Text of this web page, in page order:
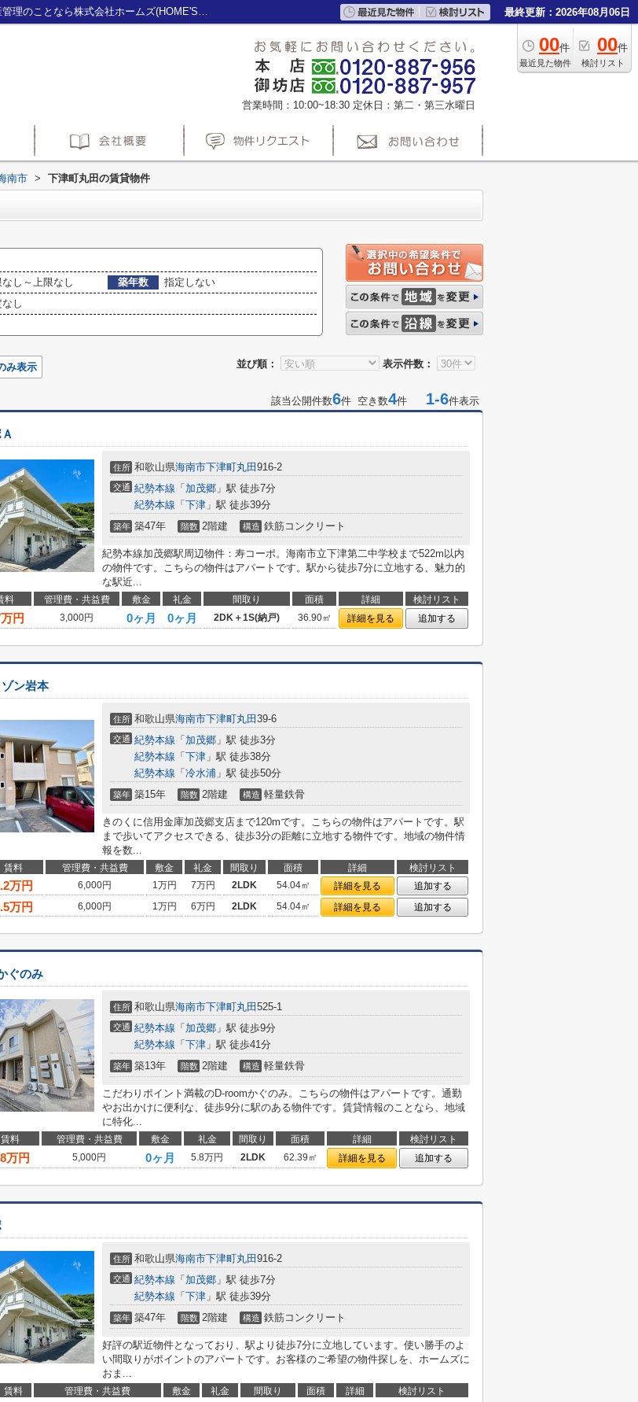
海南市下津町丸田の賃貸物件一覧｜海南市の賃貸・不動産管理のことなら株式会社ホームズ(HOME'S)へ 最終更新：2026年08月06日
00件
最近見た物件
00件
検討リスト
営業時間：10:00~18:30 定休日：第二・第三水曜日
南市 > 下津町丸田の賃貸物件
し～上限なし 築年数
指定しない
し
並び順： 表示件数：
み表示
該当公開件数6件 空き数4件 1-6件表示
住所 和歌山県海南市下津町丸田 916-2
交通 紀勢本線 「 加茂郷 」駅 徒歩7分
紀勢本線 「 下津 」駅 徒歩39分
築年 築47年 階数 2階建 構造 鉄筋コンクリート
紀勢本線加茂郷駅周辺物件：寿コーポ。海南市立下津第二中学校まで522m以内
の物件です。こちらの物件はアパートです。駅から徒歩7分に立地する、魅力的
な駅近...
料 管理費・共益費 敷金 礼金 間取り 面積 詳細
検討リスト
万円 3,000円 0ヶ月 0ヶ月 2DK＋1S(納戸) 36.90㎡ 詳細を見る 追加する
ン岩本
住所 和歌山県海南市下津町丸田 39-6
交通 紀勢本線 「 加茂郷 」駅 徒歩3分
紀勢本線 「 下津 」駅 徒歩38分
紀勢本線 「 冷水浦 」駅 徒歩50分
築年 築15年 階数 2階建 構造 軽量鉄骨
きのくに信用金庫加茂郷支店まで120mです。こちらの物件はアパートです。駅
まで歩いてアクセスできる、徒歩3分の距離に立地する物件です。地域の物件情
報を数...
賃料 管理費・共益費 敷金 礼金 間取り 面積 詳細
検討リスト
万円 6,000円 1万円 7万円 2LDK 54.04㎡ 詳細を見る
追加する
万円 6,000円 1万円 6万円 2LDK 54.04㎡ 詳細を見る 追加する
ぐのみ
住所 和歌山県海南市下津町丸田 525-1
交通 紀勢本線 「 加茂郷 」駅 徒歩9分
紀勢本線 「 下津 」駅 徒歩41分
築年 築13年 階数 2階建 構造 軽量鉄骨
こだわりポイント満載のD-roomかぐのみ。こちらの物件はアパートです。通勤
やお出かけに便利な、徒歩9分に駅のある物件です。賃貸情報のことなら、地域
に特化...
賃料 管理費・共益費 敷金 礼金 間取り 面積 詳細
検討リスト
万円 5,000円 0ヶ月 5.8万円 2LDK 62.39㎡ 詳細を見る 追加する
住所 和歌山県海南市下津町丸田 916-2
交通 紀勢本線 「 加茂郷 」駅 徒歩7分
紀勢本線 「 下津 」駅 徒歩39分
築年 築47年 階数 2階建 構造 鉄筋コンクリート
好評の駅近物件となっており、駅より徒歩7分に立地しています。使い勝手のよ
い間取りがポイントのアパートです。お客様のご希望の物件探しを、ホームズに
おま...
賃料 管理費・共益費 敷金 礼金 間取り 面積 詳細 検討リスト